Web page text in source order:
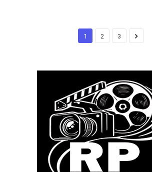
1 2 3